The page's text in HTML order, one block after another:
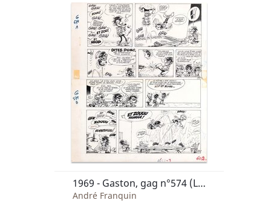
1969 - Gaston, gag n°574 (Le trampoline)
André Franquin